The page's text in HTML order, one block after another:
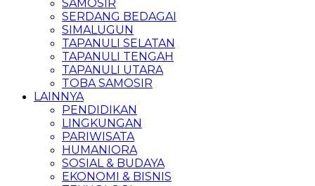
SAMOSIR
SERDANG BEDAGAI
SIMALUGUN
TAPANULI SELATAN
TAPANULI TENGAH
TAPANULI UTARA
TOBA SAMOSIR
LAINNYA
PENDIDIKAN
LINGKUNGAN
PARIWISATA
HUMANIORA
SOSIAL & BUDAYA
EKONOMI & BISNIS